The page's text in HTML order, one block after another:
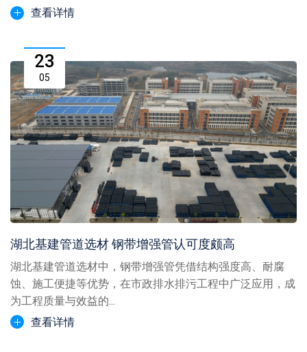
查看详情
23
05
湖北基建管道选材 钢带增强管认可度颇高
湖北基建管道选材中，钢带增强管凭借结构强度高、耐腐
蚀、施工便捷等优势，在市政排水排污工程中广泛应用，成
为工程质量与效益的...
查看详情